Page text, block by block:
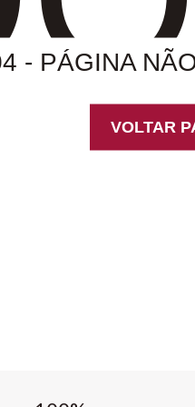
- PÁGINA
VOLTAR